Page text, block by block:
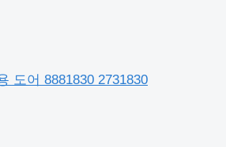
도어 8881830 2731830